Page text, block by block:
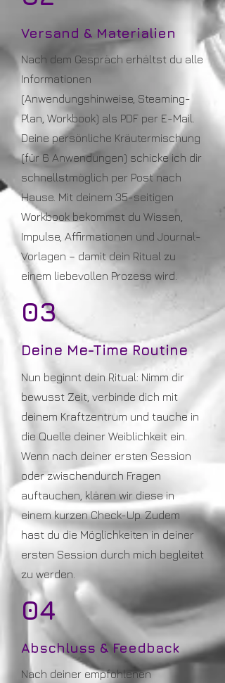
Versand & Materialien
Nach dem Gespräch erhältst du alle
Informationen
(Anwendungshinweise, Steaming-
Plan, Workbook) als PDF per E-Mail.
Deine persönliche Kräutermischung
(für 6 Anwendungen) schicke ich dir
schnellstmöglich per Post nach
Hause. Mit deinem 35-seitigen
Workbook bekommst du Wissen,
Impulse, Affirmationen und Journal-
Vorlagen – damit dein Ritual zu
einem liebevollen Prozess wird.
03
Deine Me-Time Routine
Nun beginnt dein Ritual: Nimm dir
bewusst Zeit, verbinde dich mit
deinem Kraftzentrum und tauche in
die Quelle deiner Weiblichkeit ein.
Wenn nach deiner ersten Session
oder zwischendurch Fragen
auftauchen, klären wir diese in
einem kurzen Check-Up. Zudem
hast du die Möglichkeiten in deiner
ersten Session durch mich begleitet
zu werden.
04
Abschluss & Feedback
Nach deiner empfohlenen